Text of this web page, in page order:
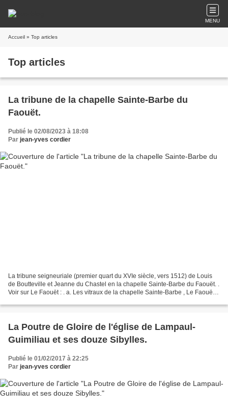
MENU
Accueil » Top articles
Top articles
La tribune de la chapelle Sainte-Barbe du
Faouët.
Publié le 02/08/2023 à 18:08
Par jean-yves cordier
La tribune seigneuriale (premier quart du XVIe siècle, vers 1512) de Louis
de Boutteville et Jeanne du Chastel en la chapelle Sainte-Barbe du Faouët. .
Voir sur Le Faouët : . a. Les vitraux de la chapelle Sainte-Barbe , Le Faouët:
La Poutre de Gloire de l'église de Lampaul-
Guimiliau et ses douze Sibylles.
Publié le 01/02/2017 à 22:25
Par jean-yves cordier